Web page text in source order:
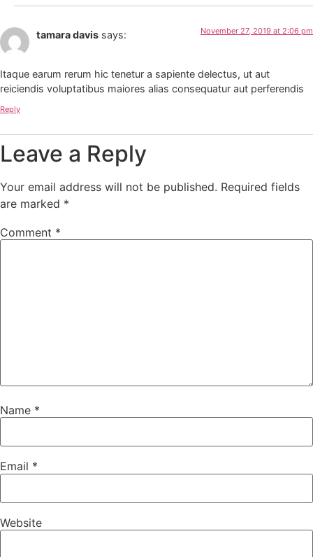
tamara davis says: November 27, 2019 at 2:06 pm
Itaque earum rerum hic tenetur a sapiente delectus, ut aut
reiciendis voluptatibus maiores alias consequatur aut perferendis
Reply
Leave a Reply
Your email address will not be published. Required fields
are marked *
Comment *
Name *
Email *
Website